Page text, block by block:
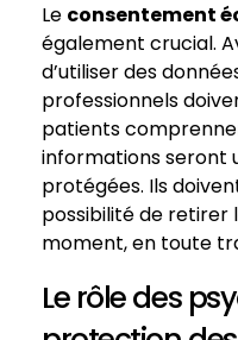
Le consentement
également crucial.
d’utiliser des
professionnels
patients
informations seront
protégées. Ils
possibilité de
moment, en toute
Le rôle des